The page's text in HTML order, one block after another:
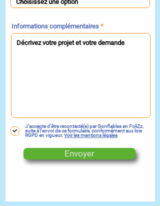
Informations complémentaires
J’accepte d'être recontacté(e) par Gonflables en FoliZz,
suite à l'envoi de ce formulaire, conformément aux lois
RGPD en vigueur. Voir les mentions légales
Envoyer